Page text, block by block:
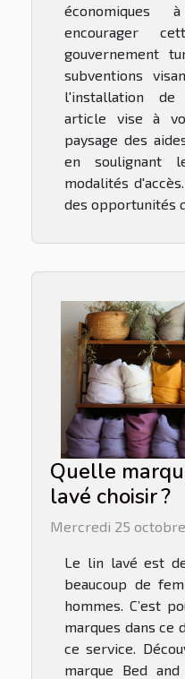
encourager
gouvernement
subventions
l'installation de
article vise à
paysage des
en soulignant
modalités
des opportunités
Quelle
lavé choisir ?
Mercredi 25 octobre
Le lin lavé est
beaucoup de
hommes. C’est
marques dans ce
ce service.
marque Bed